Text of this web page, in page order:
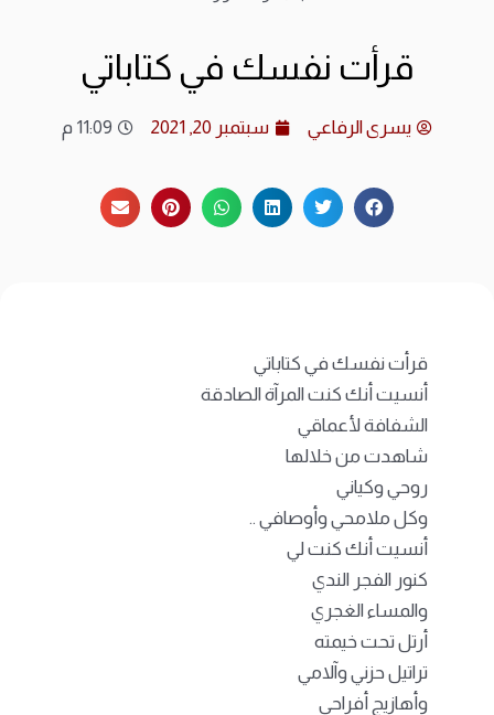
قرأت نفسك في كتاباتي
يسرى الرفاعي سبتمبر 20, 2021 11:09 م
قرأت نفسك في كتاباتي
أنسيت أنك كنت المرآة الصادقة
الشفافة لأعماقي
شاهدت من خلالها
روحي وكياني
وكل ملامحي وأوصافي ..
أنسيت أنك كنت لي
كنور الفجر الندي
والمساء الغجري
أرتل تحت خيمته
تراتيل حزني وآلامي
وأهازيج أفراحي